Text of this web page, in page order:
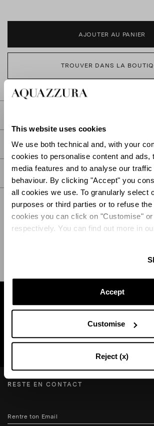
This website uses cookies
We use both technical and, with your
cookies to personalise content and ads,
media features and to analyse our
behaviour. By clicking "Accept" you
all cookies we use. To granularly select
purposes or third parties or to refuse the
cookies you can click on "Customise"
respectively. You can find out more in
Accept
Customise
Reject (x)
AJOUTER AU PANIER
TROUVER DANS LA
DÉTAIL
SOIN
EXPÉDITION ET RETOUR
Trouvez une boutique près de chez
RESTE EN CONTACT